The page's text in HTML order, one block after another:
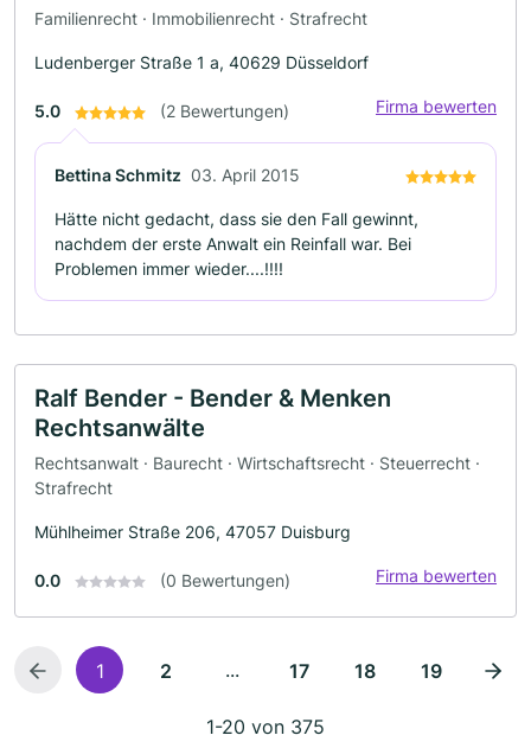
Familienrecht · Immobilienrecht · Strafrecht
Ludenberger Straße 1 a, 40629 Düsseldorf
5.0 (2 Bewertungen) Firma bewerten
Bettina Schmitz 03. April 2015
Hätte nicht gedacht, dass sie den Fall gewinnt,
nachdem der erste Anwalt ein Reinfall war. Bei
Problemen immer wieder....!!!!
Ralf Bender - Bender & Menken
Rechtsanwälte
Rechtsanwalt · Baurecht · Wirtschaftsrecht · Steuerrecht ·
Strafrecht
Mühlheimer Straße 206, 47057 Duisburg
0.0 (0 Bewertungen) Firma bewerten
1 2 ... 17 18 19
1-20 von 375